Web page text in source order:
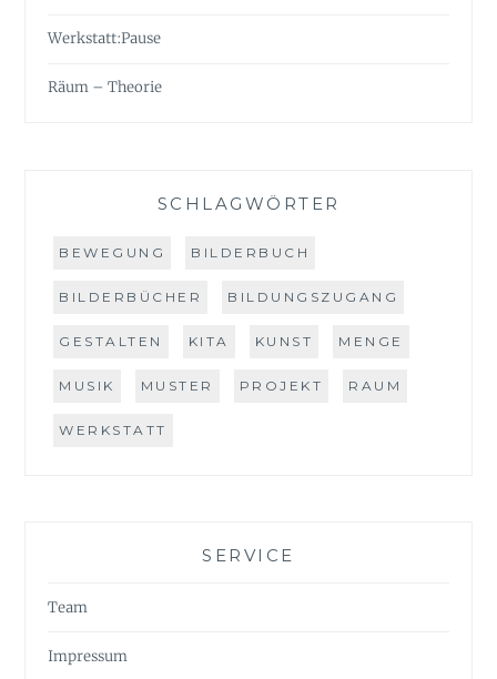
Werkstatt:Pause
Räum – Theorie
SCHLAGWÖRTER
BEWEGUNG BILDERBUCH
BILDERBÜCHER BILDUNGSZUGANG
GESTALTEN KITA KUNST MENGE
MUSIK MUSTER PROJEKT RAUM
WERKSTATT
SERVICE
Team
Impressum